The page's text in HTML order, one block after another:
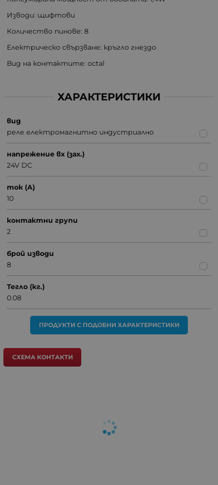
Изводи: щифтови
Количество пинове: 8
Електрическо свързване: кръгло гнездо
Вид на контактите: octal
ХАРАКТЕРИСТИКИ
вид
реле електромагнитно индустриално
напрежение вх (зах.)
24V DC
ток (A)
10
контактни групи
2
брой изводи
8
Тегло (кг.)
0.08
ПРОДУКТИ С ПОДОБНИ ХАРАКТЕРИСТИКИ
СХЕМА КОНТАКТИ